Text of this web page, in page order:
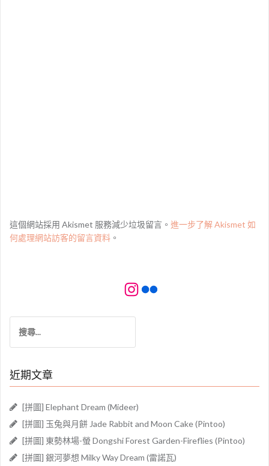
這個網站採用 Akismet 服務減少垃圾留言。 進一步了解 Akismet 如
何處理網站訪客的留言資料 。
Instagram
Flickr
關
字:
近期文章
[拼圖] Elephant Dream (Mideer)
[拼圖] 玉兔與月餅 Jade Rabbit and Moon Cake (Pintoo)
[拼圖] 東勢林場-螢 Dongshi Forest Garden-Fireflies (Pintoo)
[拼圖] 銀河夢想 Milky Way Dream (雷諾瓦)